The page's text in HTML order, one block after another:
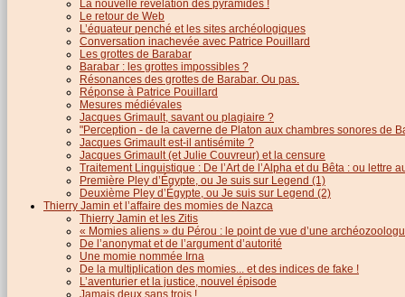
La nouvelle révélation des pyramides !
Le retour de Web
L’équateur penché et les sites archéologiques
Conversation inachevée avec Patrice Pouillard
Les grottes de Barabar
Barabar : les grottes impossibles ?
Résonances des grottes de Barabar. Ou pas.
Réponse à Patrice Pouillard
Mesures médiévales
Jacques Grimault, savant ou plagiaire ?
"Perception - de la caverne de Platon aux chambres sonores de
Jacques Grimault est-il antisémite ?
Jacques Grimault (et Julie Couvreur) et la censure
Traitement Linguistique : De l’Art de l’Alpha et du Bêta : ou lettre
Première Pley d’Égypte, ou Je suis sur Legend (1)
Deuxième Pley d’Égypte, ou Je suis sur Legend (2)
Thierry Jamin et l’affaire des momies de Nazca
Thierry Jamin et les Zitis
« Momies aliens » du Pérou : le point de vue d’une
De l’anonymat et de l’argument d’autorité
Une momie nommée Irna
De la multiplication des momies... et des indices de fake !
L’aventurier et la justice, nouvel épisode
Jamais deux sans trois !